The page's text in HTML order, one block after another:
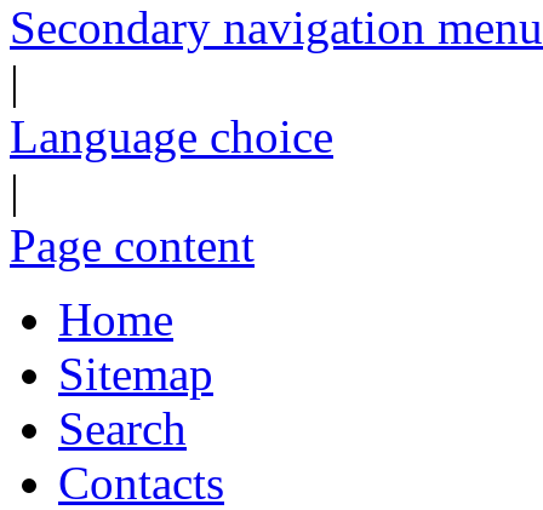
Secondary navigation menu
|
Language choice
|
Page content
Home
Sitemap
Search
Contacts